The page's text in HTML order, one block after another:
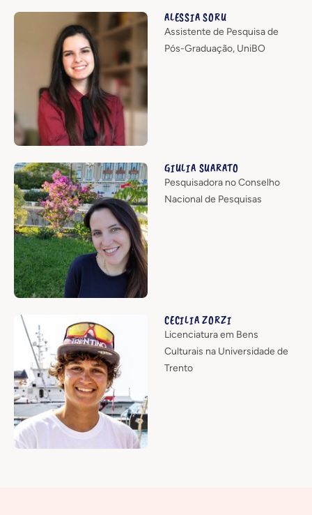
ALESSIA SORU
Assistente de Pesquisa de
Pós-Graduação, UniBO
GIULIA SUARATO
Pesquisadora no Conselho
Nacional de Pesquisas
CECILIA ZORZI
Licenciatura em Bens
Culturais na Universidade de
Trento